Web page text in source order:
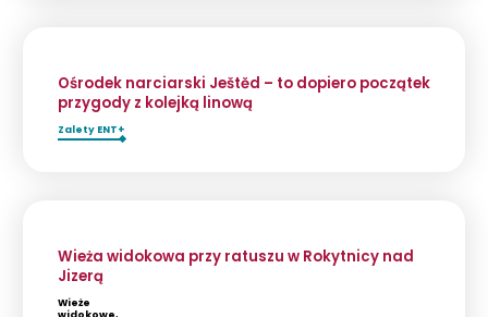
Ośrodek narciarski Ještěd – to dopiero początek
przygody z kolejką linową
Zalety ENT+
Wieża widokowa przy ratuszu w Rokytnicy nad
Jizerą
Wieże